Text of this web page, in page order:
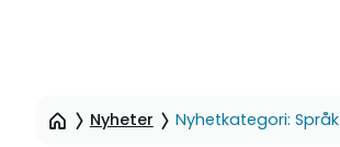
sidinnehåll
Nyheter Nyhetkategori: Språk